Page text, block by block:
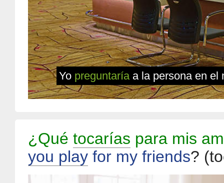
Yo preguntaría a la persona en el
¿Qué tocarías para mis
you play for my friends?